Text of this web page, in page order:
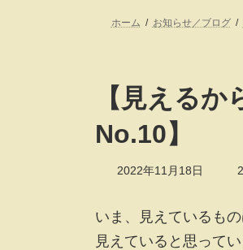
ホーム お知らせ／ブログ
【見える
No.10】
2022年11月18日
いま、見えているも
見えていると思って